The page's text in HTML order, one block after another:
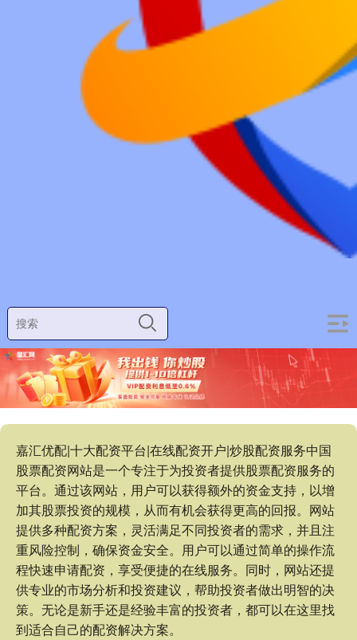
嘉汇优配|十大配资平台|在线配资开户|炒股配资服务中国
股票配资网站是一个专注于为投资者提供股票配资服务的
平台。通过该网站，用户可以获得额外的资金支持，以增
加其股票投资的规模，从而有机会获得更高的回报。网站
提供多种配资方案，灵活满足不同投资者的需求，并且注
重风险控制，确保资金安全。用户可以通过简单的操作流
程快速申请配资，享受便捷的在线服务。同时，网站还提
供专业的市场分析和投资建议，帮助投资者做出明智的决
策。无论是新手还是经验丰富的投资者，都可以在这里找
到适合自己的配资解决方案。